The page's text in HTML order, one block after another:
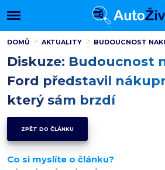
DOMŮ AKTUALITY BUDOUCNOST
Diskuze: Budoucnost
Ford představil
který sám brzdí
ZPĚT DO ČLÁNKU
Co si myslíte o článku?